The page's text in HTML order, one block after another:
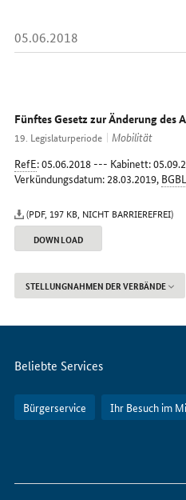
05.06.2018
uns
Internet
Fünftes Gesetz zur Änderung des
19. Legislaturperiode
Mobilität
RefE: 05.06.2018 --- Kabinett:
Verkündungsdatum: 28.03.2019, BGBL
(PDF, 197 KB, NICHT BARRIEREFREI)
DOWNLOAD
STELLUNGNAHMEN DER VERBÄNDE
Servicemenü
Beliebte Services
Bürgerservice Ihr Besuch im